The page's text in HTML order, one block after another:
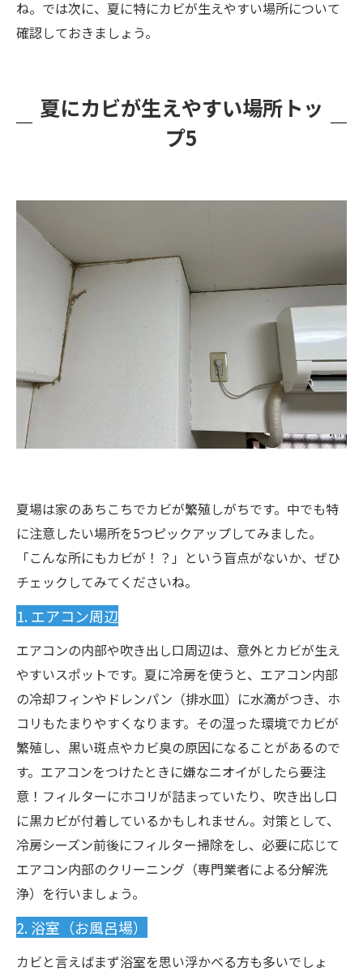
ね。では次に、夏に特にカビが生えやすい場所について
確認しておきましょう。
夏にカビが生えやすい場所トッ
プ5
夏場は家のあちこちでカビが繁殖しがちです。中でも特
に注意したい場所を5つピックアップしてみました。
「こんな所にもカビが！？」という盲点がないか、ぜひ
チェックしてみてくださいね。
1. エアコン周辺
エアコンの内部や吹き出し口周辺は、意外とカビが生え
やすいスポットです。夏に冷房を使うと、エアコン内部
の冷却フィンやドレンパン（排水皿）に水滴がつき、ホ
コリもたまりやすくなります。その湿った環境でカビが
繁殖し、黒い斑点やカビ臭の原因になることがあるので
す。エアコンをつけたときに嫌なニオイがしたら要注
意！フィルターにホコリが詰まっていたり、吹き出し口
に黒カビが付着しているかもしれません。対策として、
冷房シーズン前後にフィルター掃除をし、必要に応じて
エアコン内部のクリーニング（専門業者による分解洗
浄）を行いましょう。
2. 浴室（お風呂場）
カビと言えばまず浴室を思い浮かべる方も多いでしょ